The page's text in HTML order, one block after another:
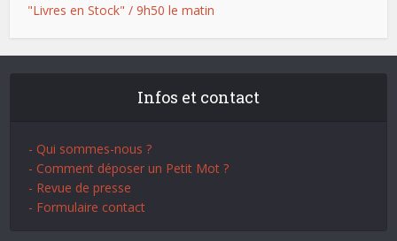
"Livres en Stock" / 9h50 le matin
Infos et contact
- Qui sommes-nous ?
- Comment déposer un Petit Mot ?
- Revue de presse
- Formulaire contact